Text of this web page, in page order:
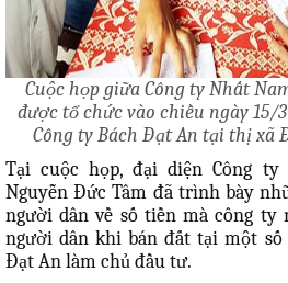
NỘI
NAI
TÀU
Cuộc họp giữa Công ty Nhất
được tổ chức vào chiều ngày 15/
Công ty Bách Đạt An tại thị xã
Tại cuộc họp, đại diện Công
Nguyễn Đức Tâm đã trình bày
người dân về số tiền mà công
người dân khi bán đất tại một số
Đạt An làm chủ đầu tư.